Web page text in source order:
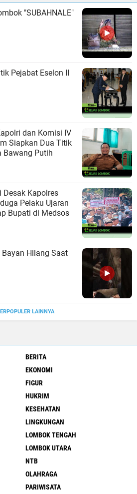
"SUBAHNALE"
Pejabat Eselon II
dan Komisi IV
Siapkan Dua Titik
Bawang Putih
Desak Kapolres
Pelaku Ujaran
Bupati di Medsos
Hilang Saat
LAINNYA
BERITA
EKONOMI
FIGUR
HUKRIM
KESEHATAN
LINGKUNGAN
LOMBOK TENGAH
LOMBOK UTARA
NTB
OLAHRAGA
PARIWISATA